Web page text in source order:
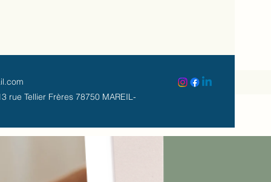
rue Tellier Frères 78750 MAREIL-